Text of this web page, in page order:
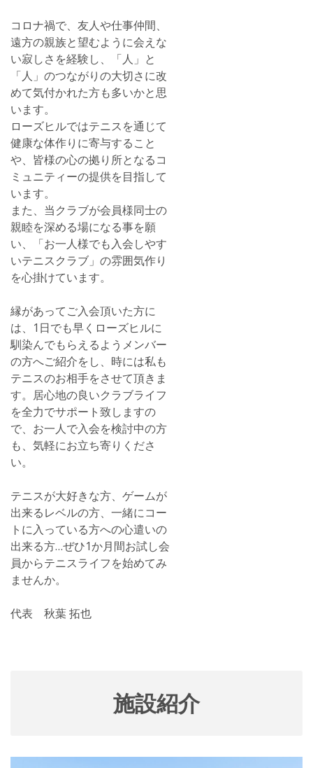
コロナ禍で、友人や仕事仲間、
遠方の親族と望むように会えな
い寂しさを経験し、「人」と
「人」のつながりの大切さに改
めて気付かれた方も多いかと思
います。
ローズヒルではテニスを通じて
健康な体作りに寄与すること
や、皆様の心の拠り所となるコ
ミュニティーの提供を目指して
います。
また、当クラブが会員様同士の
親睦を深める場になる事を願
い、「お一人様でも入会しやす
いテニスクラブ」の雰囲気作り
を心掛けています。
縁があってご入会頂いた方に
は、1日でも早くローズヒルに
馴染んでもらえるようメンバー
の方へご紹介をし、時には私も
テニスのお相手をさせて頂きま
す。居心地の良いクラブライフ
を全力でサポート致しますの
で、お一人で入会を検討中の方
も、気軽にお立ち寄りくださ
い。
テニスが大好きな方、ゲームが
出来るレベルの方、一緒にコー
トに入っている方への心遣いの
出来る方…ぜひ1か月間お試し会
員からテニスライフを始めてみ
ませんか。
代表 秋葉 拓也
施設紹介